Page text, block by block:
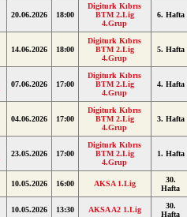
20.06.2026 18:00
Digiturk Kıbrıs
BTM 2.Lig
4.Grup
6. Hafta
14.06.2026 18:00
Digiturk Kıbrıs
BTM 2.Lig
4.Grup
5. Hafta
07.06.2026 17:00
Digiturk Kıbrıs
BTM 2.Lig
4.Grup
4. Hafta
04.06.2026 17:00
Digiturk Kıbrıs
BTM 2.Lig
4.Grup
3. Hafta
23.05.2026 17:00
Digiturk Kıbrıs
BTM 2.Lig
4.Grup
1. Hafta
10.05.2026 16:00 AKSA 1.Lig
30.
Hafta
10.05.2026 13:30 AKSA A2 1.Lig
30.
Hafta